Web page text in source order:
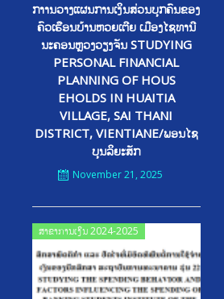
ກາານວາງແຜນການເງິນສ່ວນບຸກຄົນຂອງ
ຄົວເຮືອນບ້ານຫວຍເຕີຍ ເມືອງໄຊທານີ
ນະຄອນຫຼວງວຽງຈັນ STUDYING
PERSONAL FINANCIAL
PLANNING OF HOUS
EHOLDS IN HUAITIA
VILLAGE, SAI THANI
DISTRICT, VIENTIANE/ພອນໄຊ
ບຸນລິຍະສັກ
November 21, 2025
ສາຂາການເງິນ 2024-2025
Posted
on